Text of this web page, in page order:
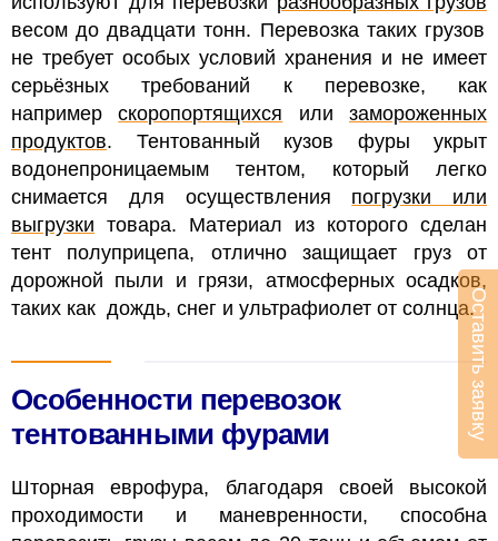
весом до двадцати тонн. Перевозка таких грузов
не требует особых условий хранения и не имеет
серьёзных требований к перевозке, как
напримерскоропортящихся илизамороженных
продуктов. Тентованный кузов фуры укрыт
водонепроницаемым тентом, который легко
снимается для осуществления погрузки или
выгрузки товара. Материал из которого сделан
тент полуприцепа, отлично защищает груз от
дорожной пыли и грязи, атмосферных осадков,
таких как дождь, снег и ультрафиолет от солнца.
Особенности перевозок
тентованными фурами
Шторная еврофура, благодаря своей высокой
проходимости и маневренности, способна
Оставить заявку